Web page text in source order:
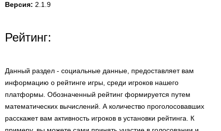
Версия: 2.1.9
Рейтинг:
Данный раздел - социальные данные, предоставляет вам
информацию о рейтинге игры, среди игроков нашего
платформы. Обозначенный рейтинг формируется путем
математических вычислений. А количество проголосовавших
расскажет вам активность игроков в установки рейтинга. К